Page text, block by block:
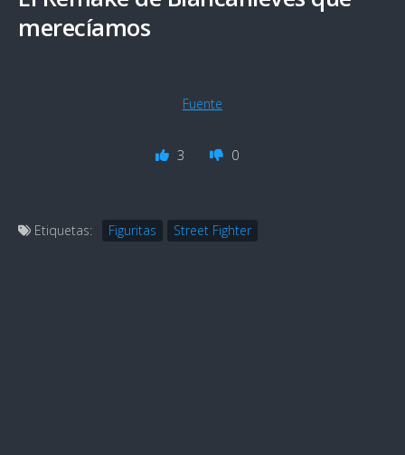
merecíamos
Fuente
3 0
Etiquetas: Figuritas Street Fighter